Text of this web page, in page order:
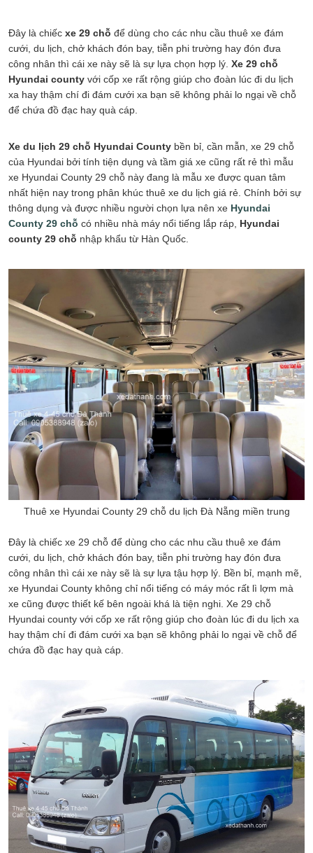
Đây là chiếc xe 29 chỗ để dùng cho các nhu cầu thuê xe đám
cưới, du lịch, chở khách đón bay, tiễn phi trường hay đón đưa
công nhân thì cái xe này sẽ là sự lựa chọn hợp lý. Xe 29 chỗ
Hyundai county với cốp xe rất rộng giúp cho đoàn lúc đi du lịch
xa hay thậm chí đi đám cưới xa bạn sẽ không phải lo ngại về chỗ
để chứa đồ đạc hay quà cáp.
Xe du lịch 29 chỗ Hyundai County bền bỉ, cần mẫn, xe 29 chỗ
của Hyundai bởi tính tiện dụng và tầm giá xe cũng rất rẻ thì mẫu
xe Hyundai County 29 chỗ này đang là mẫu xe được quan tâm
nhất hiện nay trong phân khúc thuê xe du lịch giá rẻ. Chính bởi sự
thông dụng và được nhiều người chọn lựa nên xe Hyundai
County 29 chỗ có nhiều nhà máy nổi tiếng lắp ráp, Hyundai
county 29 chỗ nhập khẩu từ Hàn Quốc.
Thuê xe Hyundai County 29 chỗ du lịch Đà Nẵng miền trung
Đây là chiếc xe 29 chỗ để dùng cho các nhu cầu thuê xe đám
cưới, du lịch, chở khách đón bay, tiễn phi trường hay đón đưa
công nhân thì cái xe này sẽ là sự lựa tậu hợp lý. Bền bỉ, mạnh mẽ,
xe Hyundai County không chỉ nổi tiếng có máy móc rất lì lợm mà
xe cũng được thiết kế bên ngoài khá là tiện nghi. Xe 29 chỗ
Hyundai county với cốp xe rất rộng giúp cho đoàn lúc đi du lịch xa
hay thậm chí đi đám cưới xa bạn sẽ không phải lo ngại về chỗ để
chứa đồ đạc hay quà cáp.